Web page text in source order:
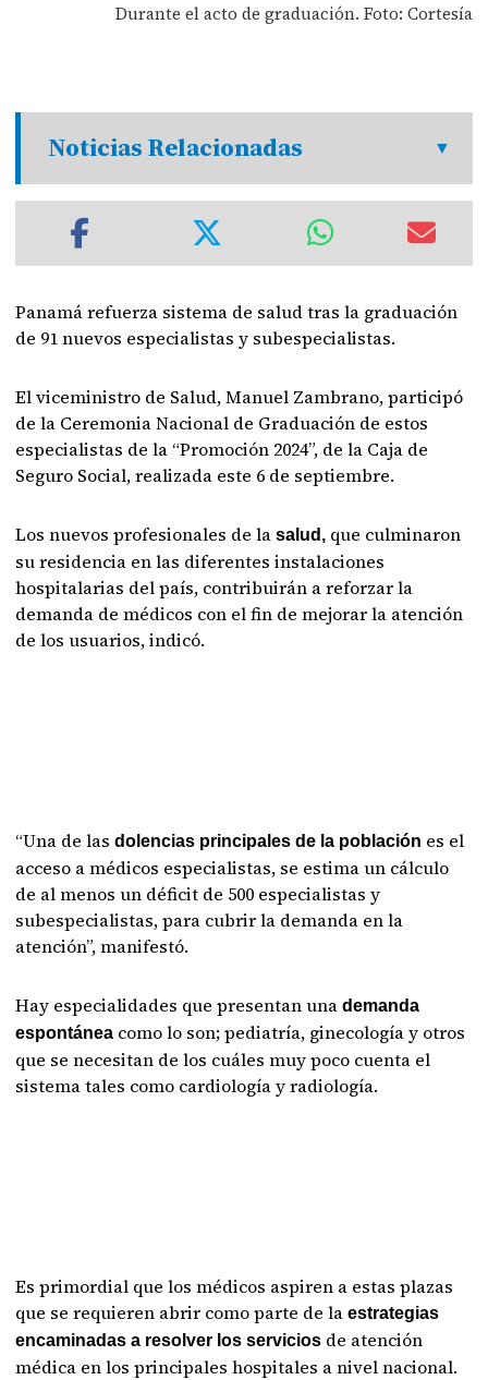
Durante el acto de graduación. Foto: Cortesía
Noticias Relacionadas
Panamá refuerza sistema de salud tras la graduación
de 91 nuevos especialistas y subespecialistas.
El viceministro de Salud, Manuel Zambrano, participó
de la Ceremonia Nacional de Graduación de estos
especialistas de la “Promoción 2024”, de la Caja de
Seguro Social, realizada este 6 de septiembre.
Los nuevos profesionales de la salud, que culminaron
su residencia en las diferentes instalaciones
hospitalarias del país, contribuirán a reforzar la
demanda de médicos con el fin de mejorar la atención
de los usuarios, indicó.
“Una de lasdolencias principales de la población es el
acceso a médicos especialistas, se estima un cálculo
de al menos un déficit de 500 especialistas y
subespecialistas, para cubrir la demanda en la
atención”, manifestó.
Hay especialidades que presentan unademanda
espontánea como lo son; pediatría, ginecología y otros
que se necesitan de los cuáles muy poco cuenta el
sistema tales como cardiología y radiología.
Es primordial que los médicos aspiren a estas plazas
que se requieren abrir como parte de la estrategias
encaminadas a resolver los servicios de atención
médica en los principales hospitales a nivel nacional.